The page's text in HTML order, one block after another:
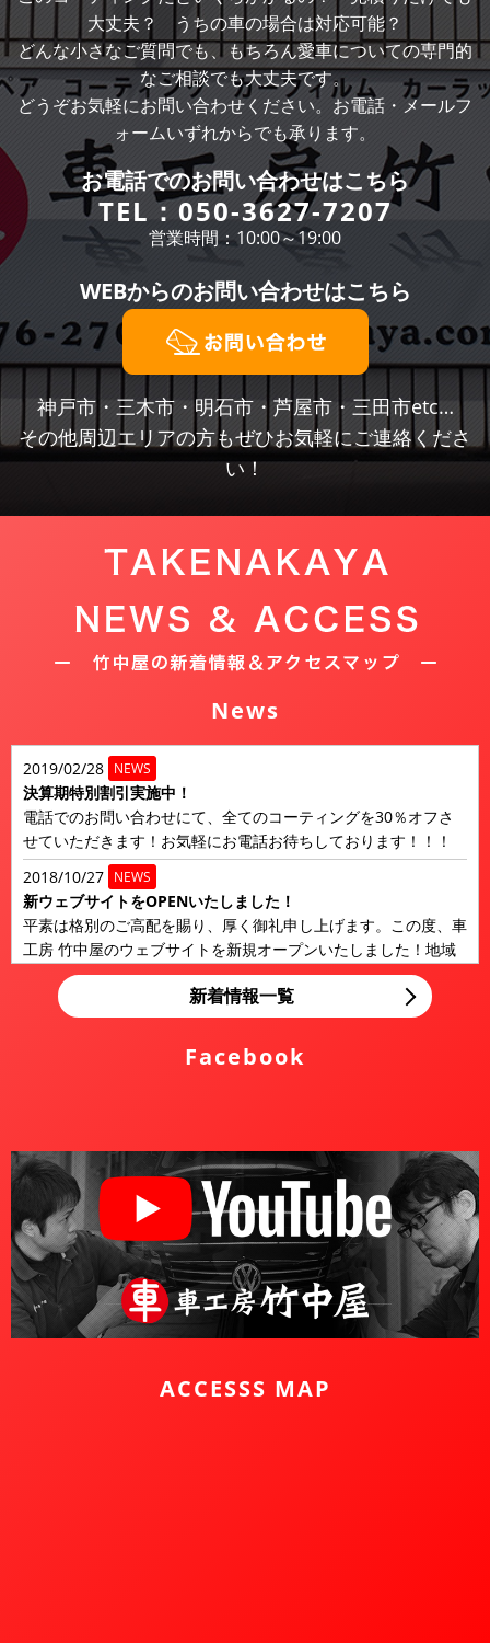
大丈夫？ うちの車の場合は対応可能？
どんな小さなご質問でも、もちろん愛車についての専門的
なご相談でも大丈夫です。
どうぞお気軽にお問い合わせください。お電話・メールフ
ォームいずれからでも承ります。
お電話でのお問い合わせはこちら
TEL：050-3627-7207
営業時間：10:00～19:00
WEBからのお問い合わせはこちら
神戸市・三木市・明石市・芦屋市・三田市etc…
その他周辺エリアの方もぜひお気軽にご連絡くださ
い！
News
2019/02/28 NEWS
決算期特別割引実施中！
電話でのお問い合わせにて、全てのコーティングを30％オフさ
せていただきます！お気軽にお電話お待ちしております！！！
2018/10/27 NEWS
新ウェブサイトをOPENいたしました！
平素は格別のご高配を賜り、厚く御礼申し上げます。この度、車
工房 竹中屋のウェブサイトを新規オープンいたしました！地域
に信頼いただけ...
新着情報一覧
Facebook
ACCESSS MAP